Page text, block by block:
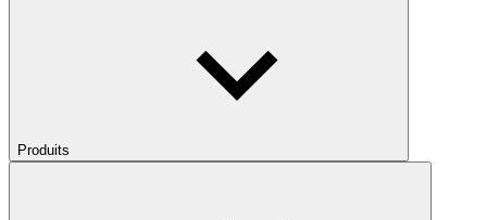
Produits